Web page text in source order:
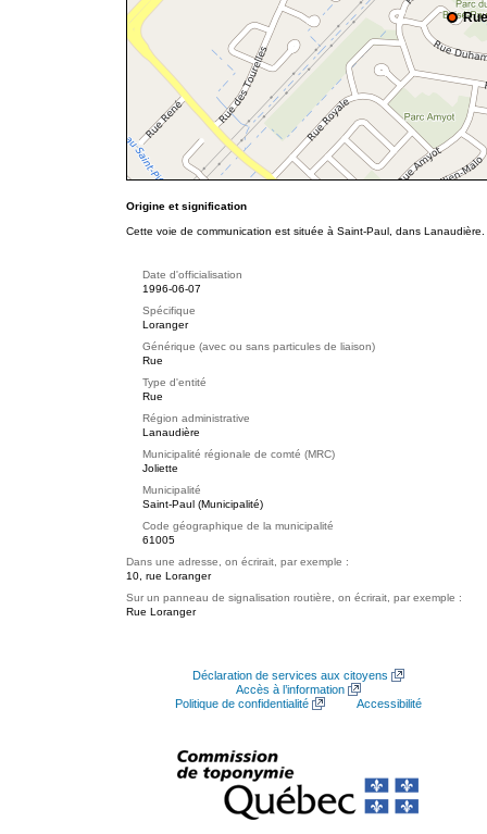
Origine et signification
Cette voie de communication est située à Saint-Paul, dans
Date d'officialisation
1996-06-07
Spécifique
Loranger
Générique (avec ou sans particules de liaison)
Rue
Type d'entité
Rue
Région administrative
Lanaudière
Municipalité régionale de comté (MRC)
Joliette
Municipalité
Saint-Paul (Municipalité)
Code géographique de la municipalité
61005
Dans une adresse, on écrirait, par exemple :
10, rue Loranger
Sur un panneau de signalisation routière, on écrirait, par exemple :
Rue Loranger
Déclaration de services aux citoyens
Accès à l’information
Politique de confidentialité
Accessibilité